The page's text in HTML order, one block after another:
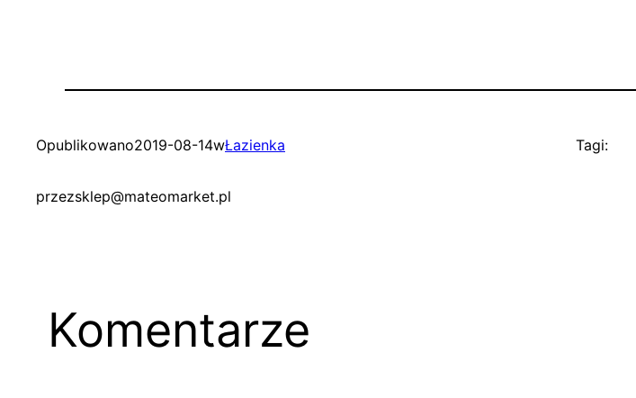
Opublikowano2019-08-14wŁazienka
przezsklep@mateomarket.pl
Tagi:
Komentarze